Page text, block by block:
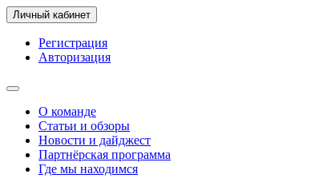
Личный кабинет
Регистрация
Авторизация
О команде
Статьи и обзоры
Новости и дайджест
Партнёрская программа
Где мы находимся